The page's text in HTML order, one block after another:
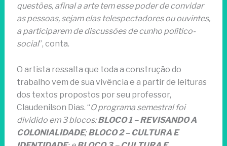
questões, afinal a arte tem esse poder de convidar
as pessoas, sejam elas telespectadores ou ouvintes,
a participarem de discussões de cunho político-
social”, conta.
O artista ressalta que toda a construção do
trabalho vem de sua vivência e a partir de leituras
dos textos propostos por seu professor,
Claudenilson Dias. “O programa semestral foi
dividido em 3 blocos:BLOCO 1 – REVISANDO A
COLONIALIDADE;BLOCO 2 – CULTURA E